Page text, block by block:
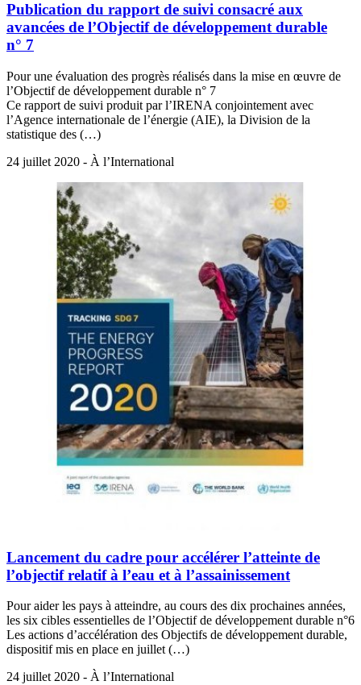
Publication du rapport de suivi consacré aux
avancées de l’Objectif de développement durable
n° 7
Pour une évaluation des progrès réalisés dans la mise en œuvre de
l’Objectif de développement durable n° 7
Ce rapport de suivi produit par l’IRENA conjointement avec
l’Agence internationale de l’énergie (AIE), la Division de la
statistique des (…)
24 juillet 2020 - À l’International
Lancement du cadre pour accélérer l’atteinte de
l’objectif relatif à l’eau et à l’assainissement
Pour aider les pays à atteindre, au cours des dix prochaines années,
les six cibles essentielles de l’Objectif de développement durable n°6
Les actions d’accélération des Objectifs de développement durable,
dispositif mis en place en juillet (…)
24 juillet 2020 - À l’International